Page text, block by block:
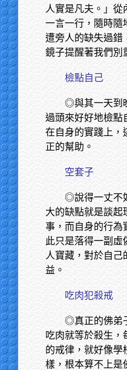
人實是凡夫。」從
一言一行，隨時隨
遭旁人的缺失過錯
鏡子提醒著我們別
檢點自己
◎與其一天到
過頭來好好地檢點
在自身的實踐上，
正的幫助。
空套子
◎說得一丈不
大的缺點就是談起
事，而自身的行為
此只是落得一副虛
人寶藏，對於自己
益。
吃肉犯殺戒
◎真正的佛弟
吃肉就等於殺生，
的戒律，就好像學
樣，根本算不上是